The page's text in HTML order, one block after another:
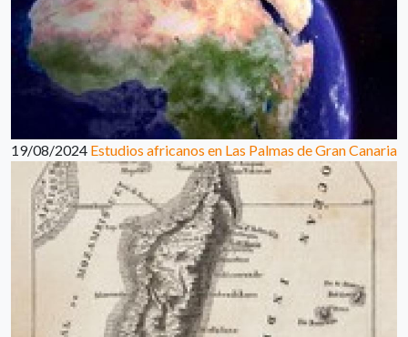
19/08/2024 Estudios africanos en Las Palmas de Gran Canaria